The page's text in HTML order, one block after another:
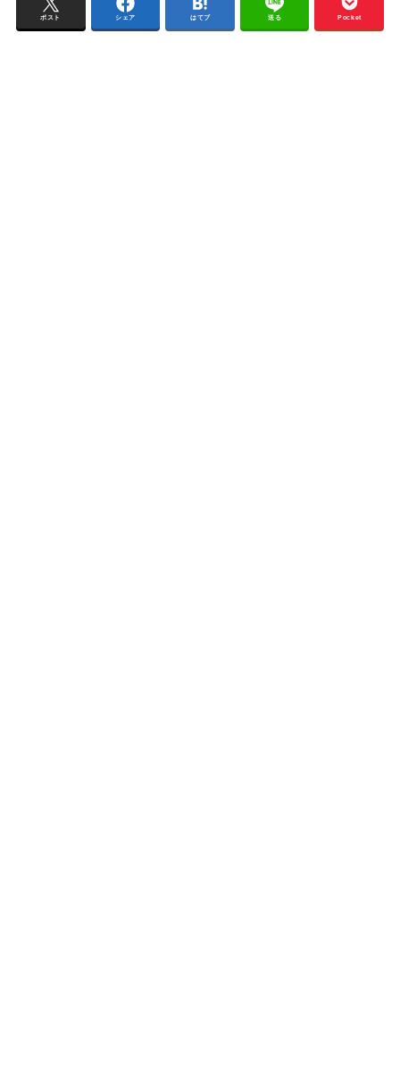
ポスト シェア はてブ 送る Pocket